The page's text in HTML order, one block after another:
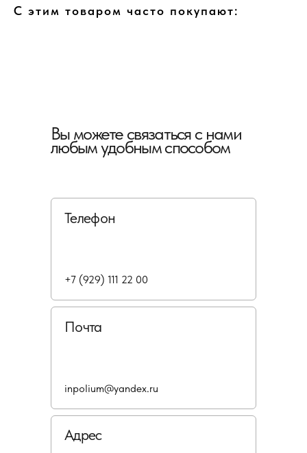
С этим товаром часто покупают:
Вы можете связаться с нами
любым удобным способом
Телефон
Почта
Адрес
+7 (929) 111 22 00
inpolium@yandex.ru